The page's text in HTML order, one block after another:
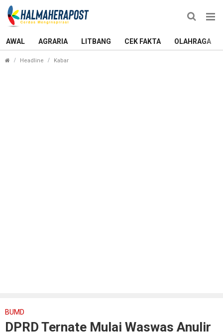
AWAL AGRARIA LITBANG CEK FAKTA OLAHRAGA
Headline Kabar
BUMD
DPRD Ternate Mulai Waswas Anulir